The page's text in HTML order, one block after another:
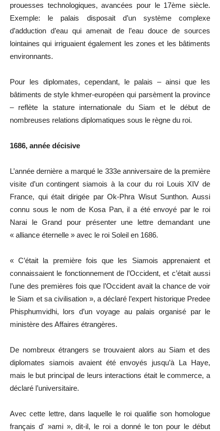
prouesses technologiques, avancées pour le 17ème siècle.
Exemple: le palais disposait d’un système complexe
d’adduction d’eau qui amenait de l’eau douce de sources
lointaines qui irriguaient également les zones et les bâtiments
environnants.
Pour les diplomates, cependant, le palais – ainsi que les
bâtiments de style khmer-européen qui parsèment la province
– reflète la stature internationale du Siam et le début de
nombreuses relations diplomatiques sous le règne du roi.
1686, année décisive
L’année dernière a marqué le 333e anniversaire de la première
visite d’un contingent siamois à la cour du roi Louis XIV de
France, qui était dirigée par Ok-Phra Wisut Sunthon. Aussi
connu sous le nom de Kosa Pan, il a été envoyé par le roi
Narai le Grand pour présenter une lettre demandant une
« alliance éternelle » avec le roi Soleil en 1686.
« C’était la première fois que les Siamois apprenaient et
connaissaient le fonctionnement de l’Occident, et c’était aussi
l’une des premières fois que l’Occident avait la chance de voir
le Siam et sa civilisation », a déclaré l’expert historique Predee
Phisphumvidhi, lors d’un voyage au palais organisé par le
ministère des Affaires étrangères.
De nombreux étrangers se trouvaient alors au Siam et des
diplomates siamois avaient été envoyés jusqu’à La Haye,
mais le but principal de leurs interactions était le commerce, a
déclaré l’universitaire.
Avec cette lettre, dans laquelle le roi qualifie son homologue
français d' »ami », dit-il, le roi a donné le ton pour le début